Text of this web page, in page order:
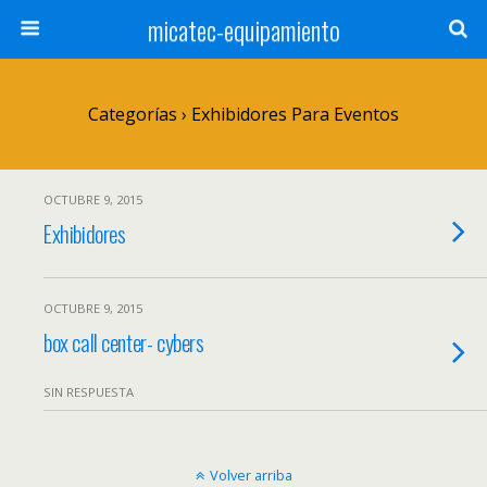
micatec-equipamiento
Categorías › Exhibidores Para Eventos
OCTUBRE 9, 2015
Exhibidores
OCTUBRE 9, 2015
box call center- cybers
SIN RESPUESTA
Volver arriba